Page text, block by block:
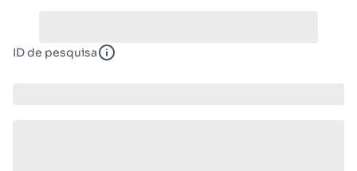
ID de pesquisa ID de pesquisa